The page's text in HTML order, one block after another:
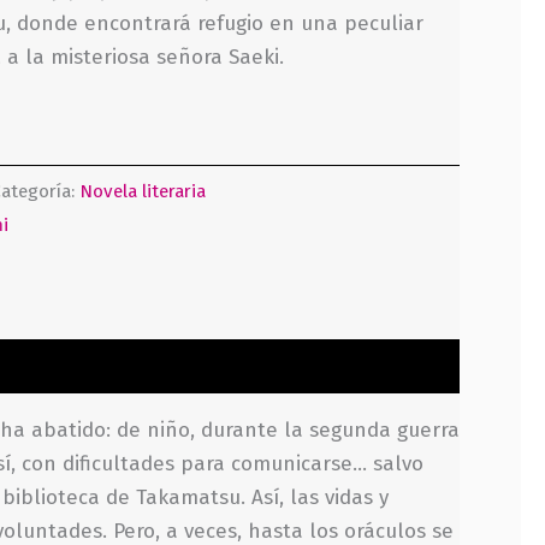
donde encontrará refugio en una peculiar
la misteriosa señora Saeki.
Novela literaria
abatido: de niño, durante la segunda guerra
con dificultades para comunicarse… salvo
de Takamatsu. Así, las vidas y
Pero, a veces, hasta los oráculos se